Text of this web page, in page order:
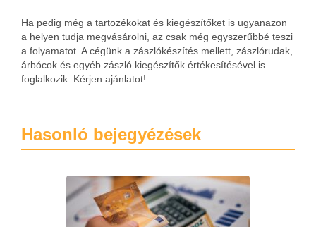
Ha pedig még a tartozékokat és kiegészítőket is ugyanazon
a helyen tudja megvásárolni, az csak még egyszerűbbé teszi
a folyamatot. A cégünk a zászlókészítés mellett, zászlórudak,
árbócok és egyéb zászló kiegészítők értékesítésével is
foglalkozik. Kérjen ajánlatot!
Hasonló bejegyézések